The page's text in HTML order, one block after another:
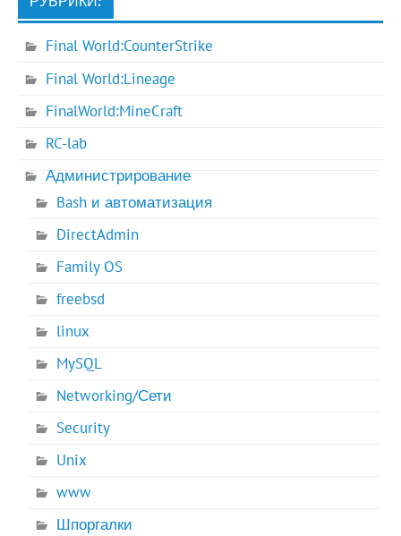
Final World:CounterStrike
Final World:Lineage
FinalWorld:MineCraft
RC-lab
Администрирование
Bash и автоматизация
DirectAdmin
Family OS
freebsd
linux
MySQL
Networking/Сети
Security
Unix
www
Шпоргалки